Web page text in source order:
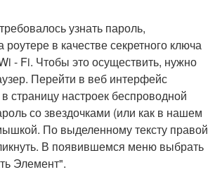
узнать пароль,
в качестве секретного ключа
- Fi. Чтобы это осуществить, нужно
Перейти в веб интерфейс
страницу настроек беспроводной
со звездочками (или как в нашем
По выделенному тексту правой
В появившемся меню выбрать
Элемент".